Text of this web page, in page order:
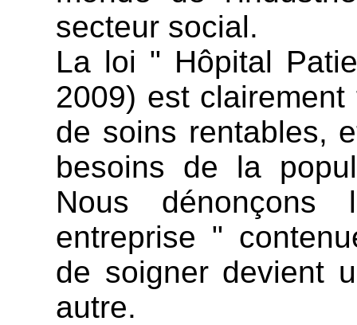
secteur social.
La loi " Hôpital
2009) est
de soins rentables,
besoins de la
Nous
entreprise "
de soigner devient
autre.